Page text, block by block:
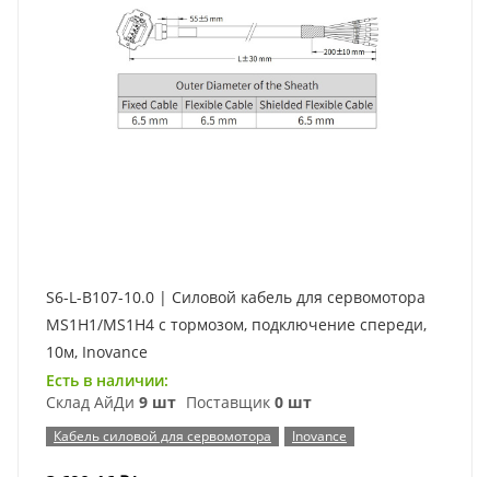
S6-L-B107-10.0 | Силовой кабель для сервомотора
MS1H1/MS1H4 с тормозом, подключение спереди,
10м, Inovance
Есть в наличии:
Склад АйДи 9 шт Поставщик 0 шт
Кабель силовой для сервомотора Inovance